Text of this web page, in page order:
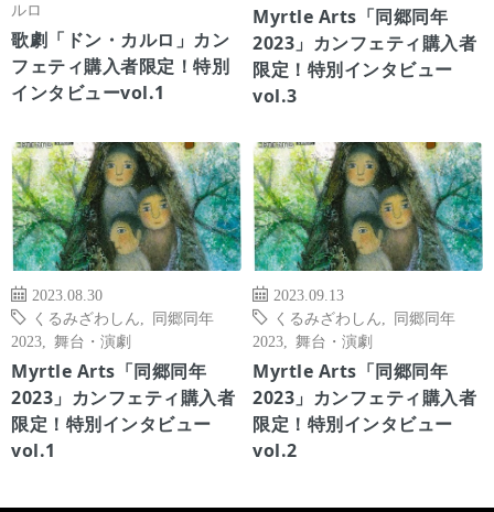
ルロ
歌劇「ドン・カルロ」カン
フェティ購入者限定！特別
インタビューvol.1
Myrtle Arts「同郷同年
2023」カンフェティ購入者
限定！特別インタビュー
vol.3
2023.08.30
くるみざわしん
同郷同年
2023
舞台・演劇
Myrtle Arts「同郷同年
2023」カンフェティ購入者
限定！特別インタビュー
vol.1
2023.09.13
くるみざわしん
同郷同年
2023
舞台・演劇
Myrtle Arts「同郷同年
2023」カンフェティ購入者
限定！特別インタビュー
vol.2